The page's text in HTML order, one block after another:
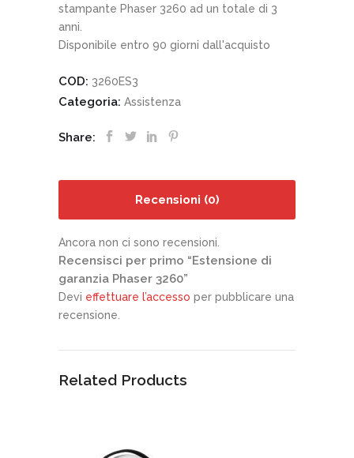
stampante Phaser 3260 ad un totale di 3
anni.
Disponibile entro 90 giorni dall'acquisto
COD: 3260ES3
Categoria: Assistenza
Share:
Recensioni (0)
Ancora non ci sono recensioni.
Recensisci per primo “Estensione di
garanzia Phaser 3260”
Devi effettuare l’accesso per pubblicare una
recensione.
Related Products